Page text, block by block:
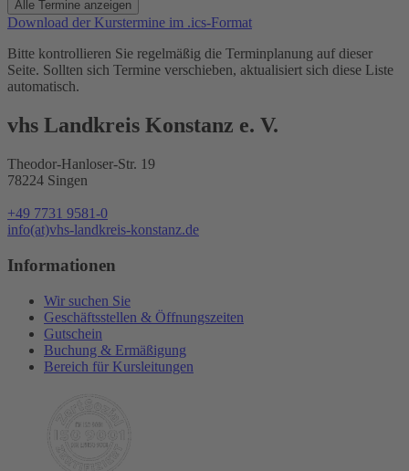
Alle Termine anzeigen
Download der Kurstermine im .ics-Format
Bitte kontrollieren Sie regelmäßig die Terminplanung auf dieser
Seite. Sollten sich Termine verschieben, aktualisiert sich diese Liste
automatisch.
vhs Landkreis Konstanz e. V.
Theodor-Hanloser-Str. 19
78224 Singen
+49 7731 9581-0
info(at)vhs-landkreis-konstanz.de
Informationen
Wir suchen Sie
Geschäftsstellen & Öffnungszeiten
Gutschein
Buchung & Ermäßigung
Bereich für Kursleitungen